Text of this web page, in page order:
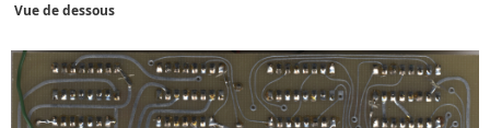
Vue de dessous